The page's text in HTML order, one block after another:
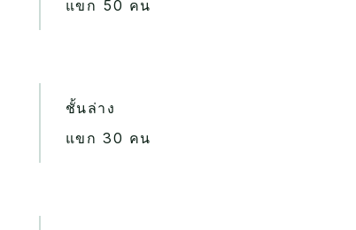
แขก 50 คน
ชั้นล่าง
แขก 30 คน